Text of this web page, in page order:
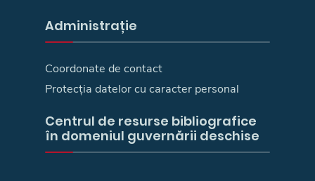
Administrație
Coordonate de contact
Protecția datelor cu caracter personal
Centrul de resurse bibliografice
în domeniul guvernării deschise